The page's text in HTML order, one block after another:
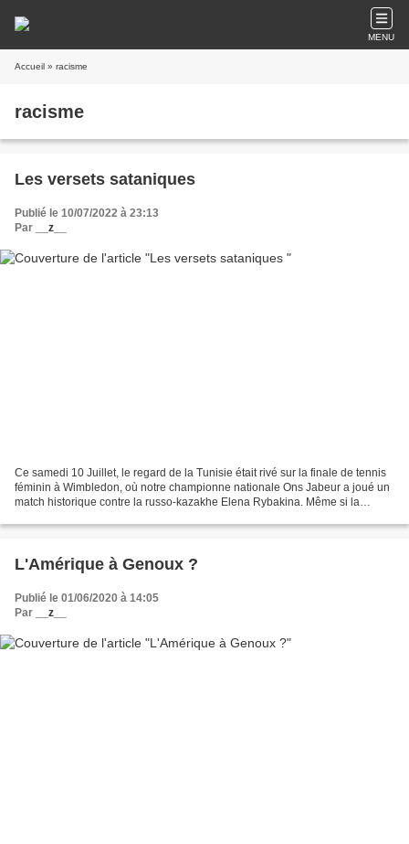
MENU
Accueil » racisme
racisme
Les versets sataniques
Publié le 10/07/2022 à 23:13
Par
__z__
Ce samedi 10 Juillet, le regard de la Tunisie était rivé sur la finale de tennis
féminin à Wimbledon, où notre championne nationale Ons Jabeur a joué un
match historique contre la russo-kazakhe Elena Rybakina. Même si la
L'Amérique à Genoux ?
Publié le 01/06/2020 à 14:05
Par
__z__